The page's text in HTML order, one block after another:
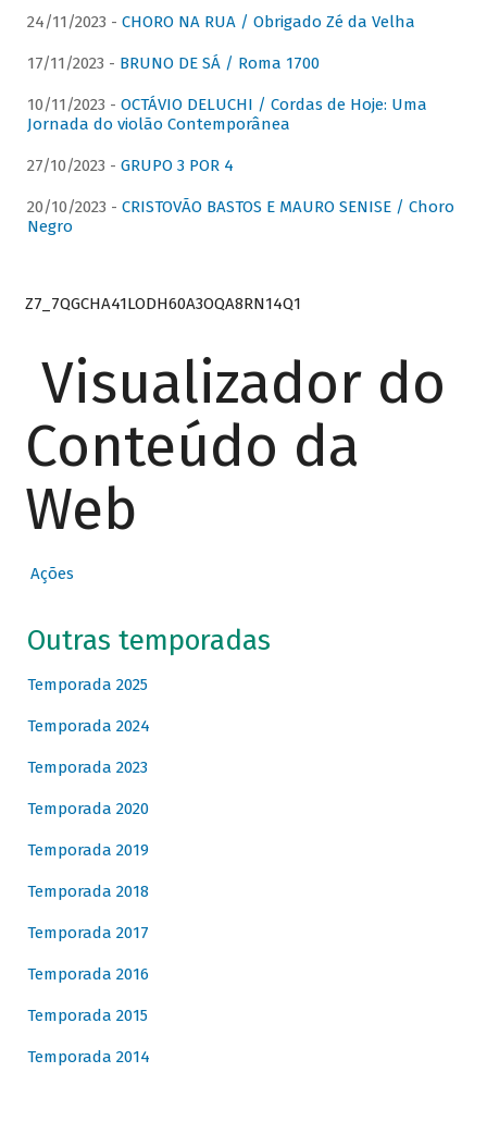
24/11/2023 - CHORO NA RUA / Obrigado Zé da Velha
17/11/2023 - BRUNO DE SÁ / Roma 1700
10/11/2023 - OCTÁVIO DELUCHI / Cordas de Hoje: Uma
Jornada do violão Contemporânea
27/10/2023 - GRUPO 3 POR 4
20/10/2023 - CRISTOVÃO BASTOS E MAURO SENISE / Choro
Negro
Z7_7QGCHA41LODH60A3OQA8RN14Q1
Visualizador do
Conteúdo da
Web
Ações
Outras temporadas
Temporada 2025
Temporada 2024
Temporada 2023
Temporada 2020
Temporada 2019
Temporada 2018
Temporada 2017
Temporada 2016
Temporada 2015
Temporada 2014